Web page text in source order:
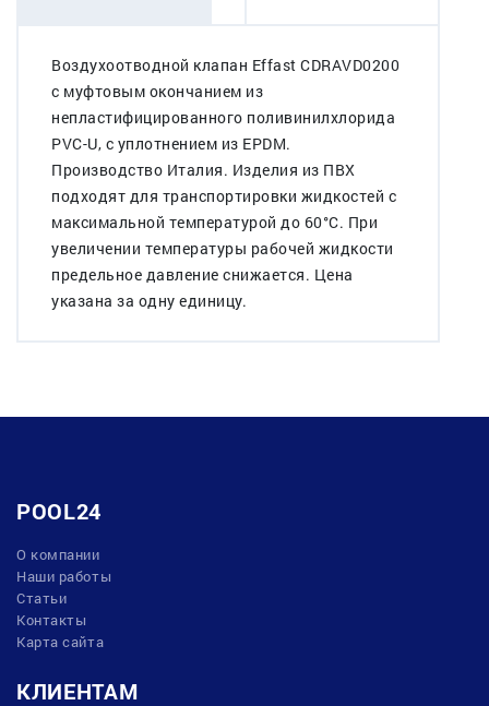
Воздухоотводной клапан Effast CDRAVD0200
с муфтовым окончанием из
непластифицированного поливинилхлорида
PVC-U, с уплотнением из EPDM.
Производство Италия. Изделия из ПВХ
подходят для транспортировки жидкостей с
максимальной температурой до 60°C. При
увеличении температуры рабочей жидкости
предельное давление снижается. Цена
указана за одну единицу.
POOL24
О компании
Наши работы
Статьи
Контакты
Карта сайта
КЛИЕНТАМ